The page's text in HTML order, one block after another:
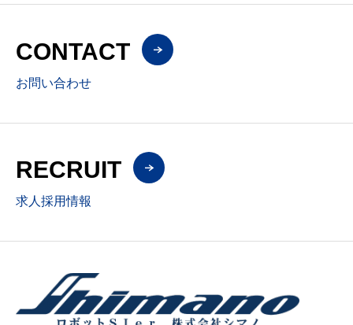
CONTACT
お問い合わせ
RECRUIT
求人採用情報